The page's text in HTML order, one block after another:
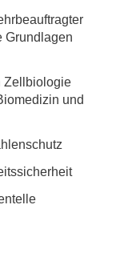
Grundlagen
Zellbiologie
und